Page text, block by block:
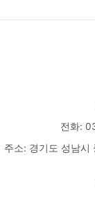
전화:
주소: 경기도 성남시